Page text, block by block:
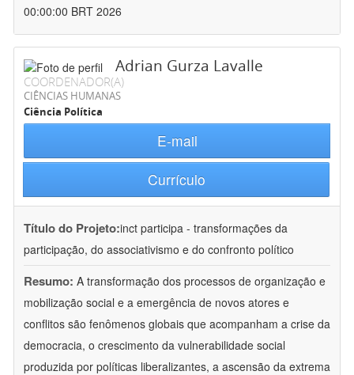
00:00:00 BRT 2026
Adrian Gurza Lavalle
COORDENADOR(A)
CIÊNCIAS HUMANAS
Ciência Política
E-mail
Currículo
Título do Projeto:inct participa - transformações da
participação, do associativismo e do confronto político
Resumo: A transformação dos processos de organização e
mobilização social e a emergência de novos atores e
conflitos são fenômenos globais que acompanham a crise da
democracia, o crescimento da vulnerabilidade social
produzida por políticas liberalizantes, a ascensão da extrema